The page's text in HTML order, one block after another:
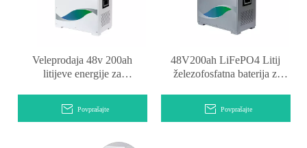
Veleprodaja 48v 200ah
litijeve energije za
Povprašajte
48V200ah LiFePO4 Litij
železofosfatna baterija z
Povprašajte